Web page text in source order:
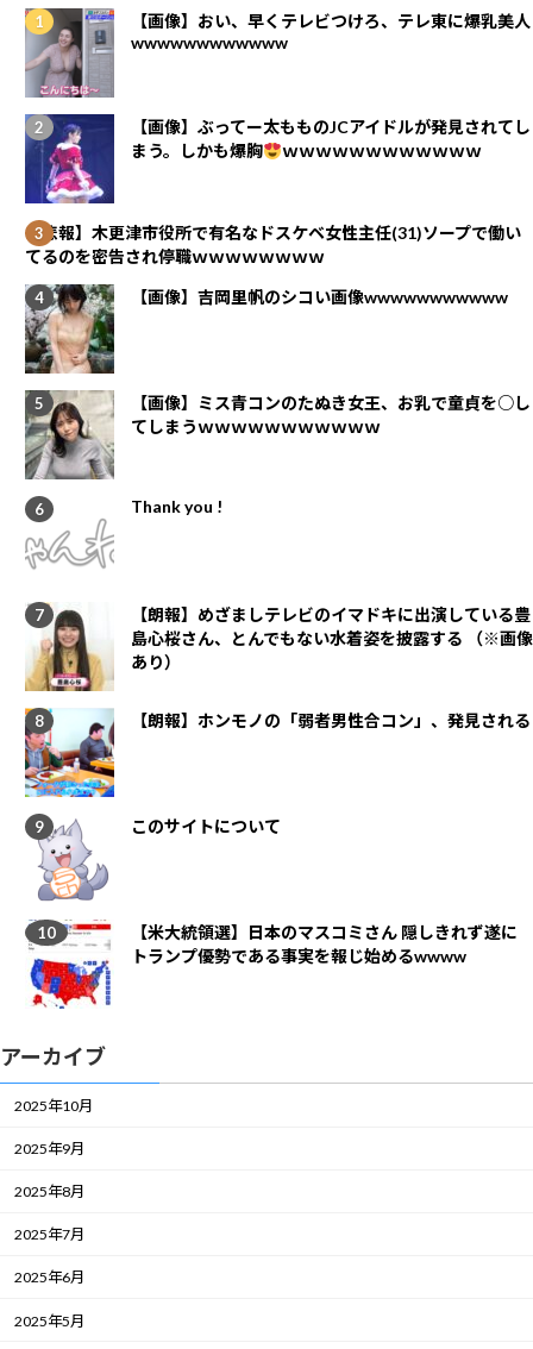
【画像】おい、早くテレビつけろ、テレ東に爆乳美人
wwwwwwwwwwww
【画像】ぶってー太もものJCアイドルが発見されてし
まう。しかも爆胸
ｗｗｗｗｗｗｗｗｗｗｗｗ
【悲報】木更津市役所で有名なドスケベ女性主任(31)ソープで働い
てるのを密告され停職ｗｗｗｗｗｗｗｗ
【画像】吉岡里帆のシコい画像wwwwwwwwwww
【画像】ミス青コンのたぬき女王、お乳で童貞を○し
てしまうｗｗｗｗｗｗｗｗｗｗｗ
Thank you !
【朗報】めざましテレビのイマドキに出演している豊
島心桜さん、とんでもない水着姿を披露する （※画像
あり）
【朗報】ホンモノの「弱者男性合コン」、発見される
このサイトについて
【米大統領選】日本のマスコミさん 隠しきれず遂に
トランプ優勢である事実を報じ始めるwwww
アーカイブ
2025年10月
2025年9月
2025年8月
2025年7月
2025年6月
2025年5月